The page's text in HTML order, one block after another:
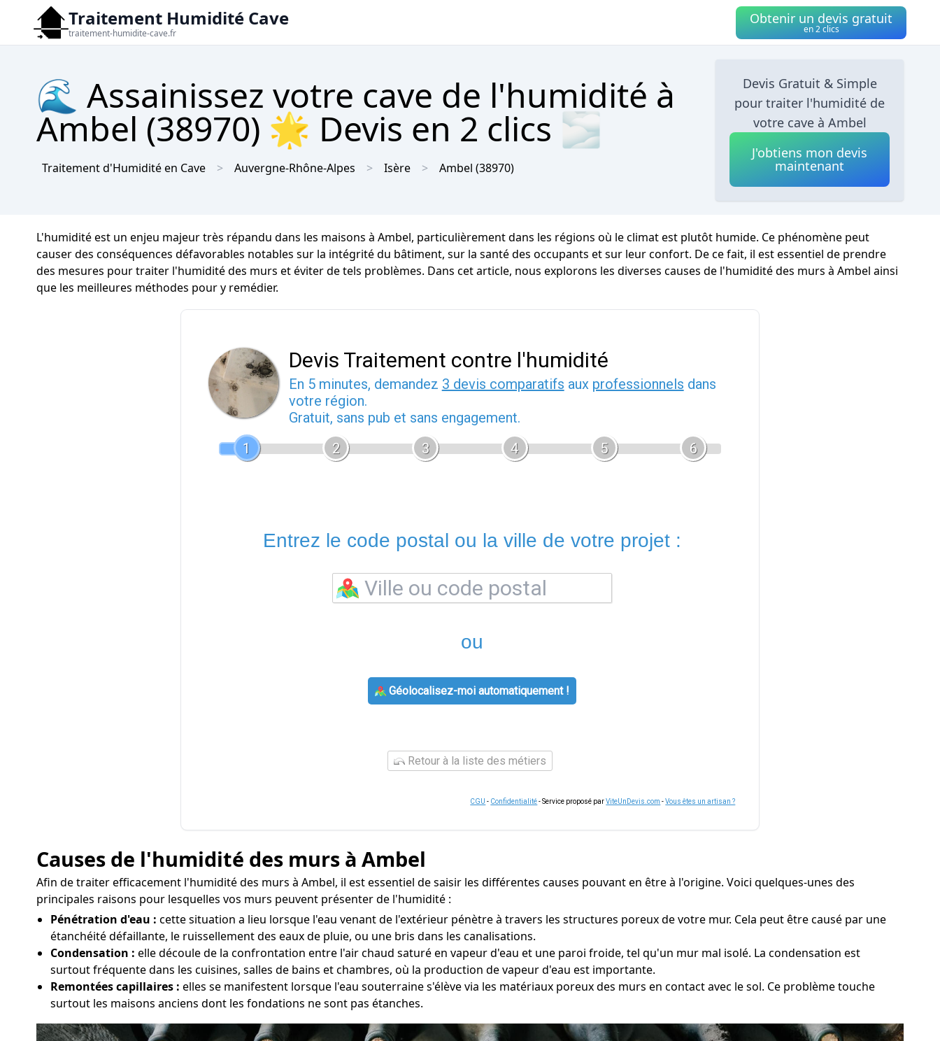
Traitement Humidité Cave
traitement-humidite-cave.fr
Obtenir un devis gratuit
en 2 clics
🌊 Assainissez votre cave de l'humidité à
Ambel (38970) 🌟 Devis en 2 clics 🌫
Traitement d'Humidité en Cave Auvergne-Rhône-Alpes Isère Ambel (38970)
Devis Gratuit & Simple
pour traiter l'humidité de
votre cave à Ambel
J'obtiens mon devis
maintenant
L'humidité est un enjeu majeur très répandu dans les maisons à Ambel, particulièrement dans les régions où le climat est plutôt humide. Ce phénomène peut
causer des conséquences défavorables notables sur la intégrité du bâtiment, sur la santé des occupants et sur leur confort. De ce fait, il est essentiel de prendre
des mesures pour traiter l'humidité des murs et éviter de tels problèmes. Dans cet article, nous explorons les diverses causes de l'humidité des murs à Ambel ainsi
que les meilleures méthodes pour y remédier.
Devis Traitement contre l'humidité
En 5 minutes, demandez 3 devis comparatifs aux professionnels dans
votre région.
Gratuit, sans pub et sans engagement.
1
2 3 4 5 6
Entrez le code postal ou la ville de votre projet :
ou
Géolocalisez-moi automatiquement !
Retour à la liste des métiers
CGU - Confidentialité- Service proposé parViteUnDevis.com -Vous êtes un artisan ?
Causes de l'humidité des murs à Ambel
Afin de traiter efficacement l'humidité des murs à Ambel, il est essentiel de saisir les différentes causes pouvant en être à l'origine. Voici quelques-unes des
principales raisons pour lesquelles vos murs peuvent présenter de l'humidité :
Pénétration d'eau : cette situation a lieu lorsque l'eau venant de l'extérieur pénètre à travers les structures poreux de votre mur. Cela peut être causé par une
étanchéité défaillante, le ruissellement des eaux de pluie, ou une bris dans les canalisations.
Condensation : elle découle de la confrontation entre l'air chaud saturé en vapeur d'eau et une paroi froide, tel qu'un mur mal isolé. La condensation est
surtout fréquente dans les cuisines, salles de bains et chambres, où la production de vapeur d'eau est importante.
Remontées capillaires : elles se manifestent lorsque l'eau souterraine s'élève via les matériaux poreux des murs en contact avec le sol. Ce problème touche
surtout les maisons anciens dont les fondations ne sont pas étanches.